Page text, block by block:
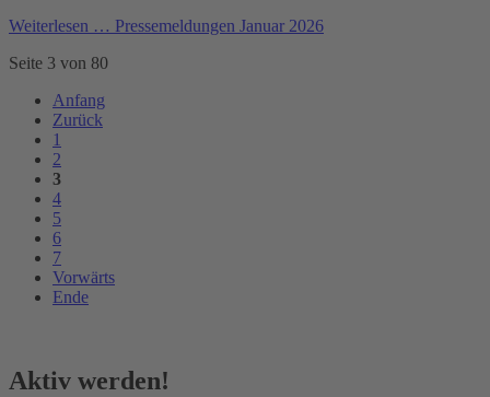
Weiterlesen … Pressemeldungen Januar 2026
Seite 3 von 80
Anfang
Zurück
1
2
3
4
5
6
7
Vorwärts
Ende
Aktiv werden!